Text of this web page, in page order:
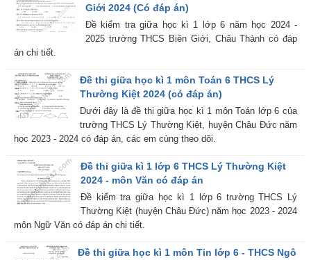
Giới 2024 (Có đáp án)
Đề kiểm tra giữa học kì 1 lớp 6 năm học 2024 -
2025 trường THCS Biên Giới, Châu Thành có đáp
án chi tiết.
Đề thi giữa học kì 1 môn Toán 6 THCS Lý
Thường Kiệt 2024 (có đáp án)
Dưới đây là đề thi giữa học kì 1 môn Toán lớp 6 của
trường THCS Lý Thường Kiệt, huyện Châu Đức năm
học 2023 - 2024 có đáp án, các em cùng theo dõi.
Đề thi giữa kì 1 lớp 6 THCS Lý Thường Kiệt
2024 - môn Văn có đáp án
Đề kiểm tra giữa học kì 1 lớp 6 trường THCS Lý
Thường Kiệt (huyện Châu Đức) năm học 2023 - 2024
môn Ngữ Văn có đáp án chi tiết.
Đề thi giữa học kì 1 môn Tin lớp 6 - THCS Ngô